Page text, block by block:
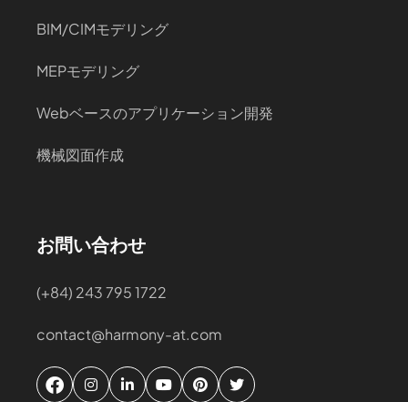
BIM/CIMモデリング
MEPモデリング
Webベースのアプリケーション開発
機械図面作成
お問い合わせ
(+84) 243 795 1722
contact@harmony-at.com